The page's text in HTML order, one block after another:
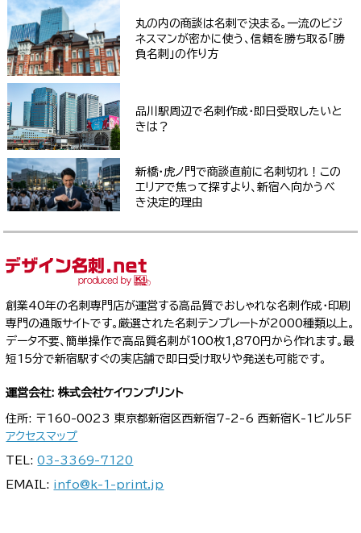
丸の内の商談は名刺で決まる。一流のビジ
ネスマンが密かに使う、信頼を勝ち取る「勝
負名刺」の作り方
品川駅周辺で名刺作成・即日受取したいと
きは？
新橋・虎ノ門で商談直前に名刺切れ！この
エリアで焦って探すより、新宿へ向かうべ
き決定的理由
創業40年の名刺専門店が運営する高品質でおしゃれな名刺作成・印刷
専門の通販サイトです。厳選された名刺テンプレートが2000種類以上。
データ不要、簡単操作で高品質名刺が100枚1,870円から作れます。最
短15分で新宿駅すぐの実店舗で即日受け取りや発送も可能です。
運営会社: 株式会社ケイワンプリント
住所: 〒160-0023 東京都新宿区西新宿7-2-6 西新宿K-1ビル5F
アクセスマップ
TEL:03-3369-7120
EMAIL: info@k-1-print.jp